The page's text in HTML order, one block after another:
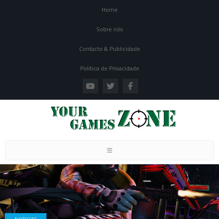
Home
Sobre nós
Contacto & Publicidade
Politica de Privacidade
Toggle navigation